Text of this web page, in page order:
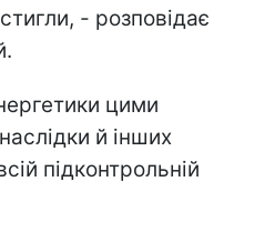
- розповідає
цими
й інших
підконтрольній